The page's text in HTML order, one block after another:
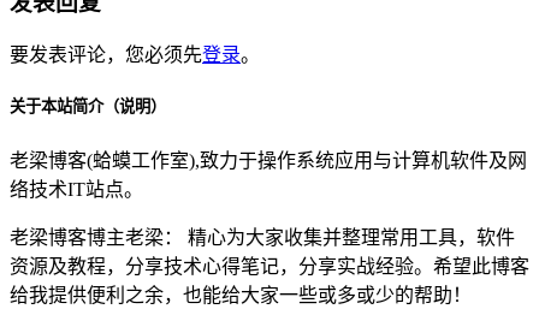
要发表评论，您必须先登录。
关于本站简介（说明）
老梁博客(蛤蟆工作室),致力于操作系统应用与计算机软件及网
络技术IT站点。
老梁博客博主老梁： 精心为大家收集并整理常用工具，软件
资源及教程，分享技术心得笔记，分享实战经验。希望此博客
给我提供便利之余，也能给大家一些或多或少的帮助！